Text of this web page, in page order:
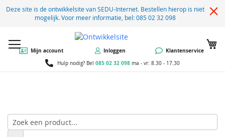
Deze site is de ontwikkelsite van SEDU-Internet. Bestellen hierop is niet
mogelijk. Voor meer informatie, bel: 085 02 32 098
Mijn account Inloggen Klantenservice
Hulp nodig? Bel 085 02 32 098 ma - vr: 8.30 - 17.30